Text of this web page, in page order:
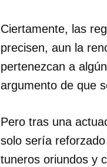
Ciertamente, las
precisen, aun la
pertenezcan a
argumento de que
Pero tras una
solo sería reforzado
tuneros oriundos y